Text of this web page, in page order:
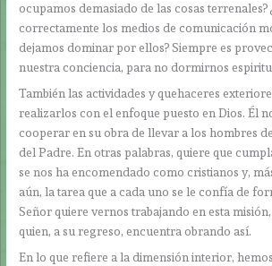
ocupamos demasiado de las cosas terrenales?
correctamente los medios de comunicación
dejamos dominar por ellos? Siempre es
nuestra conciencia, para no dormirnos
También las actividades y quehaceres
realizarlos con el enfoque puesto en Dios. Él
cooperar en su obra de llevar a los hombres
del Padre. En otras palabras, quiere que
se nos ha encomendado como cristianos y,
aún, la tarea que a cada uno se le confía de
Señor quiere vernos trabajando en esta
quien, a su regreso, encuentra obrando así.
En lo que refiere a la dimensión interior,